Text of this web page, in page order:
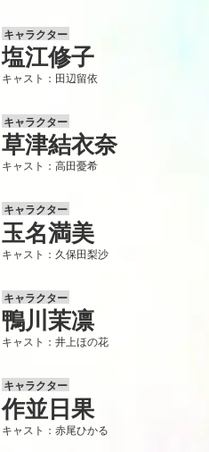
キャラクター
塩江修子
キャスト：田辺留依
キャラクター
草津結衣奈
キャスト：高田憂希
キャラクター
玉名満美
キャスト：久保田梨沙
キャラクター
鴨川茉凛
キャスト：井上ほの花
キャラクター
作並日果
キャスト：赤尾ひかる